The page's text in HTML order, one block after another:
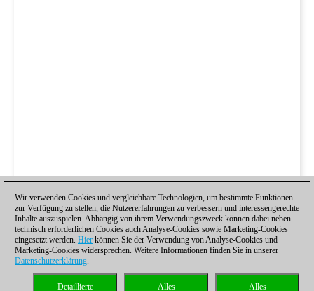
Wir verwenden Cookies und vergleichbare Technologien, um bestimmte Funktionen
zur Verfügung zu stellen, die Nutzererfahrungen zu verbessern und interessengerechte
Inhalte auszuspielen. Abhängig von ihrem Verwendungszweck können dabei neben
technisch erforderlichen Cookies auch Analyse-Cookies sowie Marketing-Cookies
eingesetzt werden. Hier können Sie der Verwendung von Analyse-Cookies und
Marketing-Cookies widersprechen. Weitere Informationen finden Sie in unserer
Datenschutzerklärung.
Alles
Alles
Detaillierte